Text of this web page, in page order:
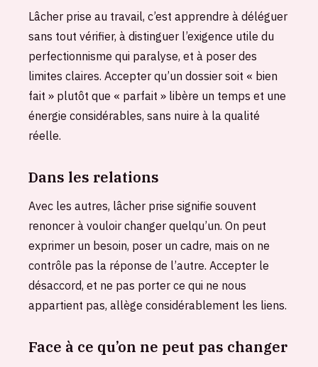
Lâcher prise au travail, c’est apprendre à déléguer
sans tout vérifier, à distinguer l’exigence utile du
perfectionnisme qui paralyse, et à poser des
limites claires. Accepter qu’un dossier soit « bien
fait » plutôt que « parfait » libère un temps et une
énergie considérables, sans nuire à la qualité
réelle.
Dans les relations
Avec les autres, lâcher prise signifie souvent
renoncer à vouloir changer quelqu’un. On peut
exprimer un besoin, poser un cadre, mais on ne
contrôle pas la réponse de l’autre. Accepter le
désaccord, et ne pas porter ce qui ne nous
appartient pas, allège considérablement les liens.
Face à ce qu’on ne peut pas changer